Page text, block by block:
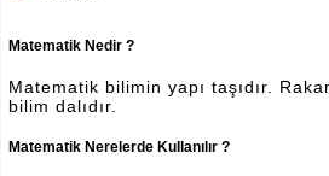
Matematik Nedir ?
Matematik bilimin yapı taşıdır.
bilim dalıdır.
Matematik Nerelerde Kullanılır ?